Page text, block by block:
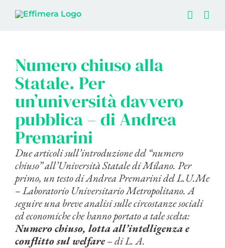
immagine
Numero chiuso alla
Statale. Per
un’università davvero
pubblica – di Andrea
Premarini
Due articoli sull’introduzione del “numero
chiuso” all’Università Statale di Milano. Per
primo, un testo di Andrea Premarini del L.U.Me
– Laboratorio Universitario Metropolitano. A
seguire una breve analisi sulle circostanze sociali
ed economiche che hanno portato a tale scelta:
Numero chiuso, lotta all’intelligenza e
conflitto sul welfare– di L. A.